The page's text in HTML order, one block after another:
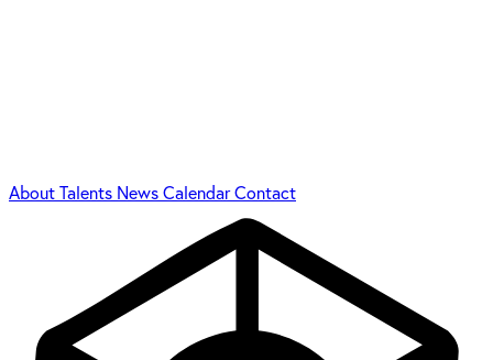
AboutTalents NewsCalendarContact